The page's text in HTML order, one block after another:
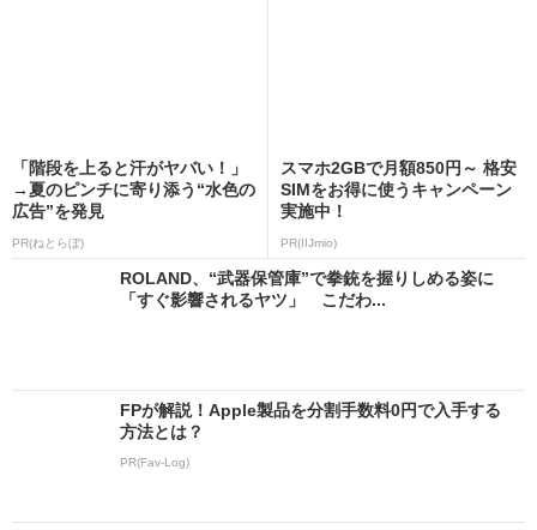
「階段を上ると汗がヤバい！」
→夏のピンチに寄り添う“水色の
広告”を発見
PR(ねとらぼ)
スマホ2GBで月額850円～ 格安
SIMをお得に使うキャンペーン
実施中！
PR(IIJmio)
ROLAND、“武器保管庫”で拳銃を握りしめる姿に
「すぐ影響されるヤツ」 こだわ...
FPが解説！Apple製品を分割手数料0円で入手する
方法とは？
PR(Fav-Log)